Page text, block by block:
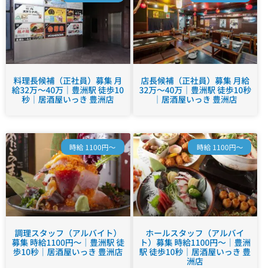
料理長候補（正社員）募集 月
給32万～40万｜豊洲駅 徒歩10
秒｜居酒屋いっき 豊洲店
店長候補（正社員）募集 月給
32万～40万｜豊洲駅 徒歩10秒
｜居酒屋いっき 豊洲店
時給 1100円～
調理スタッフ（アルバイト）
募集 時給1100円～｜豊洲駅 徒
歩10秒｜居酒屋いっき 豊洲店
時給 1100円～
ホールスタッフ（アルバイ
ト）募集 時給1100円～｜豊洲
駅 徒歩10秒｜居酒屋いっき 豊
洲店